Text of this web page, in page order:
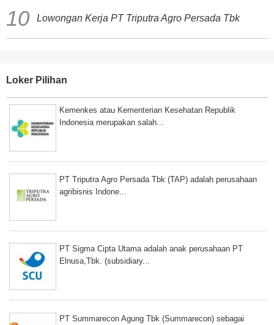
Lowongan Kerja PT Triputra Agro Persada Tbk
Loker Pilihan
Kemenkes atau Kementerian Kesehatan Republik
Indonesia merupakan salah...
PT Triputra Agro Persada Tbk (TAP) adalah perusahaan
agribisnis Indone...
PT Sigma Cipta Utama adalah anak perusahaan PT
Elnusa,Tbk. (subsidiary...
PT Summarecon Agung Tbk (Summarecon) sebagai